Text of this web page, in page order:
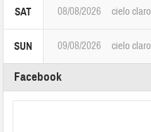
SAT 08/08/2026 cielo claro
SUN 09/08/2026 cielo claro
Facebook